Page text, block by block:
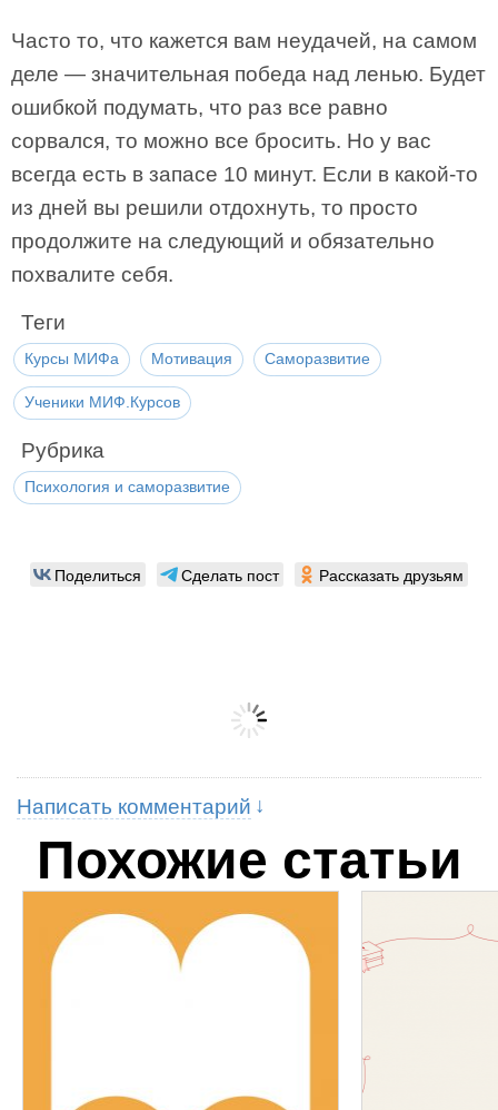
Часто то, что кажется вам неудачей, на самом
деле — значительная победа над ленью. Будет
ошибкой подумать, что раз все равно
сорвался, то можно все бросить. Но у вас
всегда есть в запасе 10 минут. Если в какой-то
из дней вы решили отдохнуть, то просто
продолжите на следующий и обязательно
похвалите себя.
Теги
Курсы МИФа Мотивация Саморазвитие
Ученики МИФ.Курсов
Рубрика
Психология и саморазвитие
Поделиться Сделать пост Рассказать друзьям
Написать комментарий
Похожие статьи